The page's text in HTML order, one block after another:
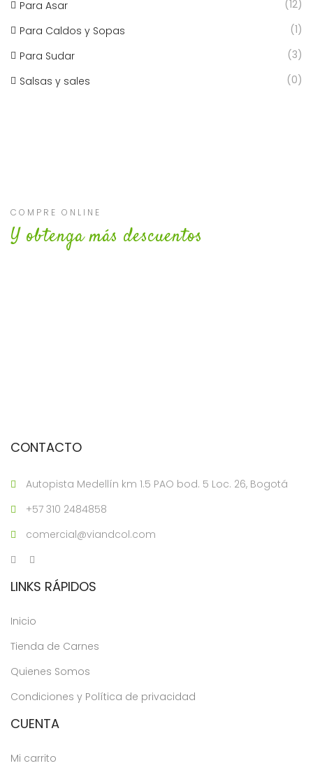
Para Asar
(12)
Para Caldos y Sopas
(1)
Para Sudar
(3)
Salsas y sales
(0)
COMPRE ONLINE
Y obtenga más descuentos
CONTACTO
Autopista Medellín km 1.5 PAO bod. 5 Loc. 26, Bogotá
+57 310 2484858
comercial@viandcol.com
LINKS RÁPIDOS
Inicio
Tienda de Carnes
Quienes Somos
Condiciones y Política de privacidad
CUENTA
Mi carrito